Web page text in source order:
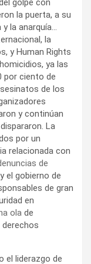
golpe con
la puerta, a su
la anarquía…
la
y Human Rights
ya las
por ciento de
de los
y continúan
La
por un
relacionada con
de
el gobierno de
de gran
en
ola de
el liderazgo de